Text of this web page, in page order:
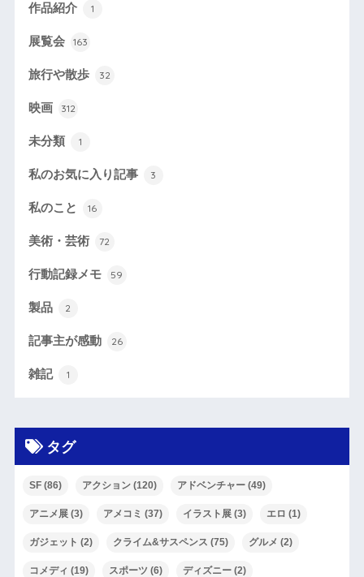
作品紹介 1
展覧会 163
旅行や散歩 32
映画 312
未分類 1
私のお気に入り記事 3
私のこと 16
美術・芸術 72
行動記録メモ 59
製品 2
記事主が感動 26
雑記 1
タグ
SF(86) アクション(120) アドベンチャー(49)
アニメ展(3) アメコミ (37) イラスト展(3) エロ (1)
ガジェット (2) クライム&サスペンス (75) グルメ (2)
コメディ (19) スポーツ (6) ディズニー(2)